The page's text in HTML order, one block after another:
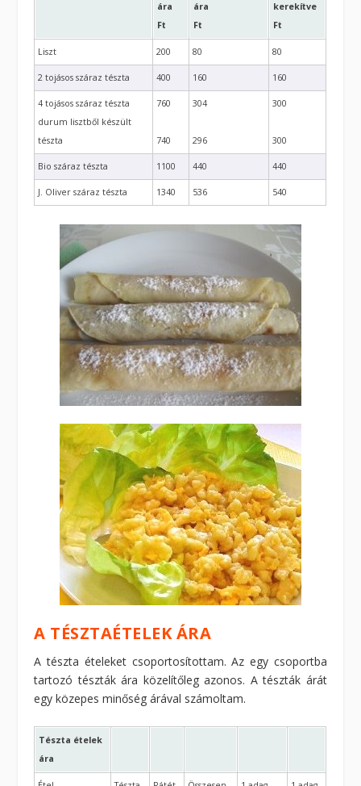
ára
Ft
ára
Ft
kerekítve
Ft
Liszt 200 80 80
2 tojásos száraz tészta 400 160 160
4 tojásos száraz tészta
durum lisztből készült
tészta
760
740
304
296
300
300
Bio száraz tészta 1100 440 440
J. Oliver száraz tészta 1340 536 540
A TÉSZTAÉTELEK ÁRA
A tészta ételeket csoportosítottam. Az egy csoportba
tartozó tészták ára közelítőleg azonos. A tészták árát
egy közepes minőség árával számoltam.
Tészta ételek
ára